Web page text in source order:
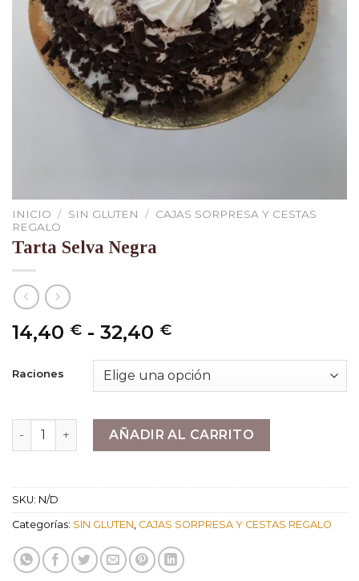
INICIO / SIN GLUTEN / CAJAS SORPRESA Y CESTAS
REGALO
Tarta Selva Negra
14,40 € - 32,40 €Rango
precios:
desde
hasta
32,40 €
Raciones
Tarta Selva Negra cantidadAÑADIR AL CARRITO
SKU: N/D
Categorías: SIN GLUTEN CAJAS SORPRESA Y CESTAS REGALO